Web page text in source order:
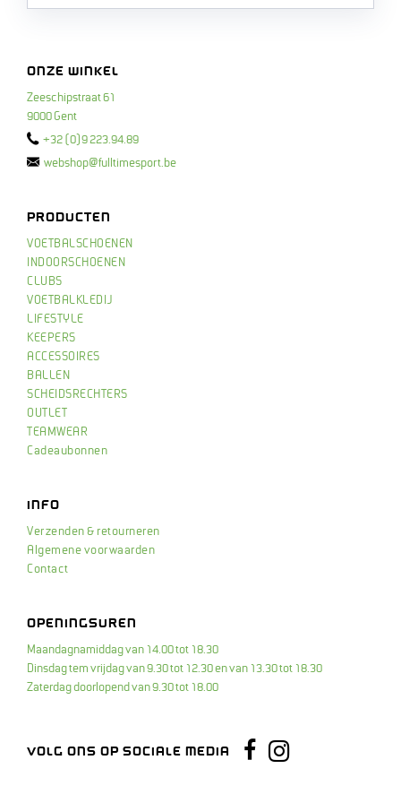
ONZE WINKEL
Zeeschipstraat 61
9000 Gent
+32 (0)9 223.94.89
webshop@fulltimesport.be
PRODUCTEN
VOETBALSCHOENEN
INDOORSCHOENEN
CLUBS
VOETBALKLEDIJ
LIFESTYLE
KEEPERS
ACCESSOIRES
BALLEN
SCHEIDSRECHTERS
OUTLET
TEAMWEAR
Cadeaubonnen
INFO
Verzenden & retourneren
Algemene voorwaarden
Contact
OPENINGSUREN
Maandagnamiddag van 14.00 tot 18.30
Dinsdag tem vrijdag van 9.30 tot 12.30 en van 13.30 tot 18.30
Zaterdag doorlopend van 9.30 tot 18.00
VOLG ONS OP SOCIALE MEDIA FacebookInstagram